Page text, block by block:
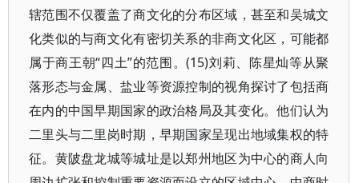
辖范围不仅覆盖了商文化的分布区域，甚至和吴城文
化类似的与商文化有密切关系的非商文化区，可能都
属于商王朝“四土”的范围。(15)刘莉、陈星灿等从聚
落形态与金属、盐业等资源控制的视角探讨了包括商
在内的中国早期国家的政治格局及其变化。他们认为
二里头与二里岗时期，早期国家呈现出地域集权的特
征。黄陂盘龙城等城址是以郑州地区为中心的商人向